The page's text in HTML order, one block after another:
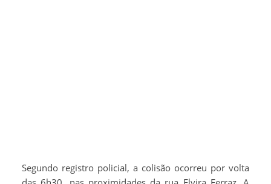
Segundo registro policial, a colisão ocorreu por volta